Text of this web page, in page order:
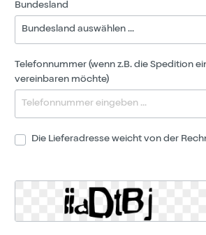
Bundesland
Telefonnummer (wenn z.B. die Spedition
vereinbaren möchte)
Die Lieferadresse weicht von der